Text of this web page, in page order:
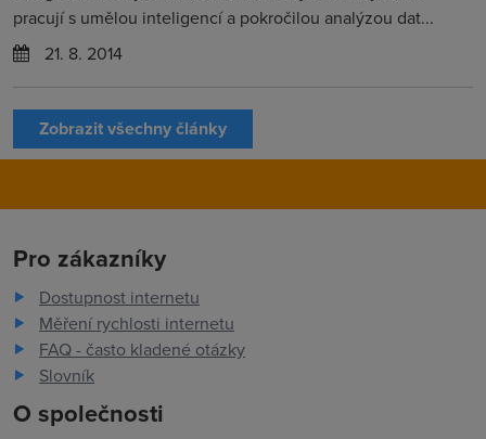
pracují s umělou inteligencí a pokročilou analýzou dat...
21. 8. 2014
Zobrazit všechny články
Pro zákazníky
Dostupnost internetu
Měření rychlosti internetu
FAQ - často kladené otázky
Slovník
O společnosti